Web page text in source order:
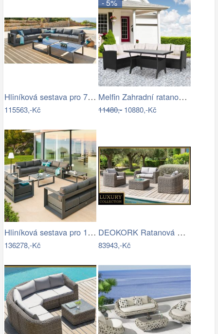
Hliníková sestava pro 7 osob MADRID …
115563,-Kč
- 5%
Melfin Zahradní ratanová sestava…
11480,-10880,-Kč
Hliníková sestava pro 10 osob MADRID …
136278,-Kč
DEOKORK Ratanová modulová sestava…
83943,-Kč